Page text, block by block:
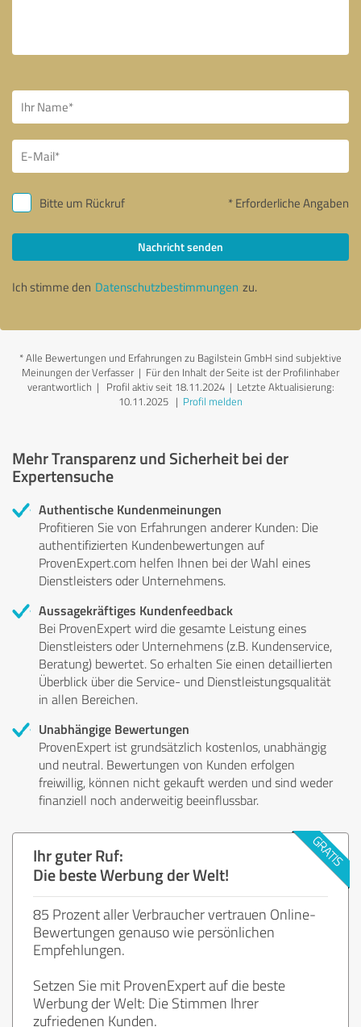
Bitte um Rückruf * Erforderliche Angaben
Nachricht senden
Ich stimme den Datenschutzbestimmungen zu.
*Alle Bewertungen und Erfahrungen zu Bagilstein GmbH sind subjektive
Meinungen der Verfasser | Für den Inhalt der Seite ist der Profilinhaber
verantwortlich | Profil aktiv seit 18.11.2024 | Letzte Aktualisierung:
10.11.2025 | Profil melden
Mehr Transparenz und Sicherheit bei der
Expertensuche
Authentische Kundenmeinungen
Profitieren Sie von Erfahrungen anderer Kunden: Die
authentifizierten Kundenbewertungen auf
ProvenExpert.com helfen Ihnen bei der Wahl eines
Dienstleisters oder Unternehmens.
Aussagekräftiges Kundenfeedback
Bei ProvenExpert wird die gesamte Leistung eines
Dienstleisters oder Unternehmens (z.B. Kundenservice,
Beratung) bewertet. So erhalten Sie einen detaillierten
Überblick über die Service- und Dienstleistungsqualität
in allen Bereichen.
Unabhängige Bewertungen
ProvenExpert ist grundsätzlich kostenlos, unabhängig
und neutral. Bewertungen von Kunden erfolgen
freiwillig, können nicht gekauft werden und sind weder
finanziell noch anderweitig beeinflussbar.
Ihr guter Ruf:
Die beste Werbung der Welt!
85 Prozent aller Verbraucher vertrauen Online-
Bewertungen genauso wie persönlichen
Empfehlungen.
Setzen Sie mit ProvenExpert auf die beste
Werbung der Welt: Die Stimmen Ihrer
zufriedenen Kunden.